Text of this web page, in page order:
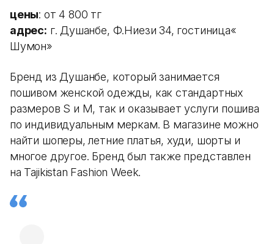
цены: от 4 800 тг
адрес: г. Душанбе, Ф.Ниези 34, гостиница«
Шумон»
Бренд из Душанбе, который занимается
пошивом женской одежды, как стандартных
размеров S и M, так и оказывает услуги пошива
по индивидуальным меркам. В магазине можно
найти шоперы, летние платья, худи, шорты и
многое другое. Бренд был также представлен
на Tajikistan Fashion Week.